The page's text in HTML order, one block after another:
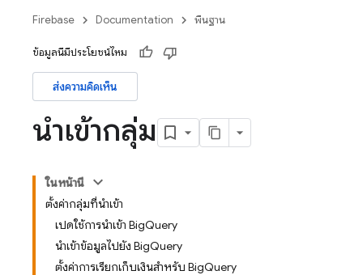
Firebase Documentation พื้นฐาน
ข้อมูลนี้มีประโยชน์ไหม
ส่งความคิดเห็น
นำเข้ากลุ่ม
ในหน้านี้
ตั้งค่ากลุ่มที่นำเข้า
เปิดใช้การนำเข้า BigQuery
นำเข้าข้อมูลไปยัง BigQuery
ตั้งค่าการเรียกเก็บเงินสำหรับ BigQuery